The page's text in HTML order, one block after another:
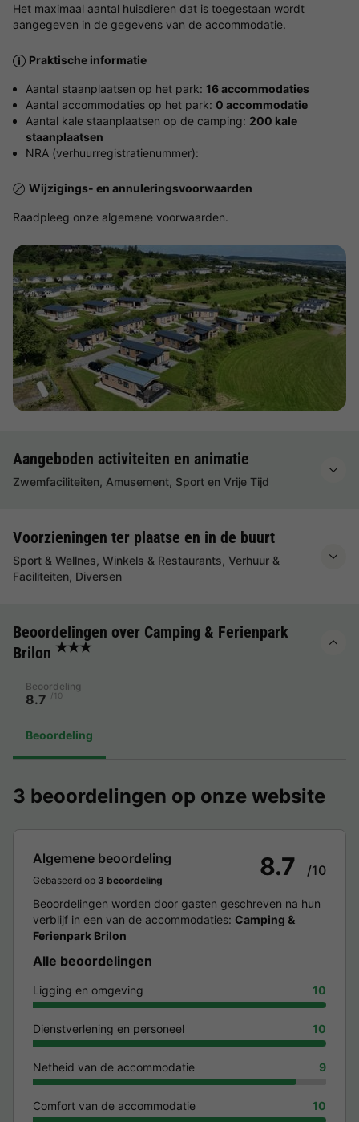
Het maximaal aantal huisdieren dat is toegestaan wordt
aangegeven in de gegevens van de accommodatie.
Praktische informatie
Aantal staanplaatsen op het park: 16 accommodaties
Aantal accommodaties op het park: 0 accommodatie
Aantal kale staanplaatsen op de camping: 200 kale
staanplaatsen
NRA (verhuurregistratienummer):
Wijzigings- en annuleringsvoorwaarden
Raadpleeg onze algemene voorwaarden.
Bekijk de kaart
Aangeboden activiteiten en animatie
Zwemfaciliteiten, Amusement, Sport en Vrije Tijd
Voorzieningen ter plaatse en in de buurt
Sport & Wellnes, Winkels & Restaurants, Verhuur &
Faciliteiten, Diversen
Beoordelingen over Camping & Ferienpark
Brilon ★★★
Beoordeling
8.7 /10
Beoordeling
3 beoordelingen op onze website
Algemene beoordeling
Gebaseerd op 3 beoordeling 8.7 /10
Beoordelingen worden door gasten geschreven na hun
verblijf in een van de accommodaties: Camping &
Ferienpark Brilon
Alle beoordelingen
Ligging en omgeving 10
Dienstverlening en personeel 10
Netheid van de accommodatie 9
Comfort van de accommodatie 10